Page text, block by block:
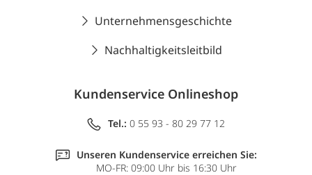
Unternehmensgeschichte
Nachhaltigkeitsleitbild
Kundenservice Onlineshop
Tel.: 0 55 93 - 80 29 77 12
Unseren Kundenservice erreichen Sie:
MO-FR: 09:00 Uhr bis 16:30 Uhr